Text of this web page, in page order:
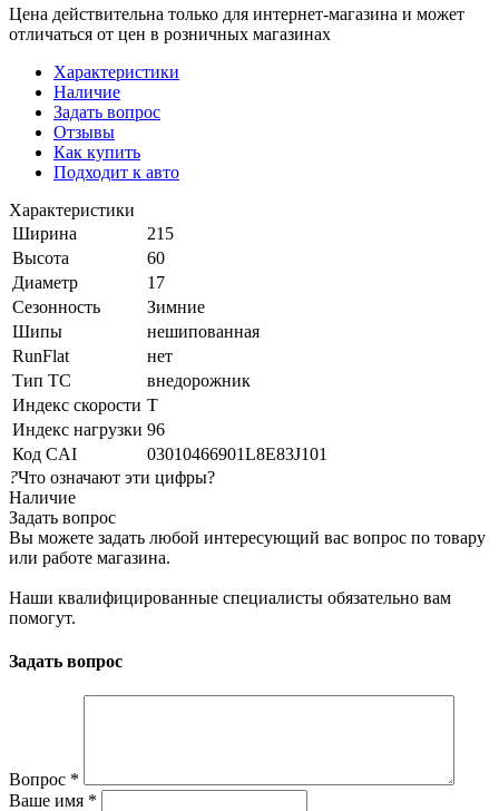
Цена действительна только для интернет-магазина и может
отличаться от цен в розничных магазинах
Характеристики
Наличие
Задать вопрос
Отзывы
Как купить
Подходит к авто
Характеристики
Ширина
215
Высота
60
Диаметр
17
Сезонность
Зимние
Шипы
нешипованная
RunFlat
нет
Тип ТС
внедорожник
Индекс скорости T
Индекс нагрузки 96
Код CAI
03010466901L8E83J101
?Что означают эти цифры?
Наличие
Задать вопрос
Вы можете задать любой интересующий вас вопрос по товару
или работе магазина.
Наши квалифицированные специалисты обязательно вам
помогут.
Задать вопрос
Вопрос *
Ваше имя *